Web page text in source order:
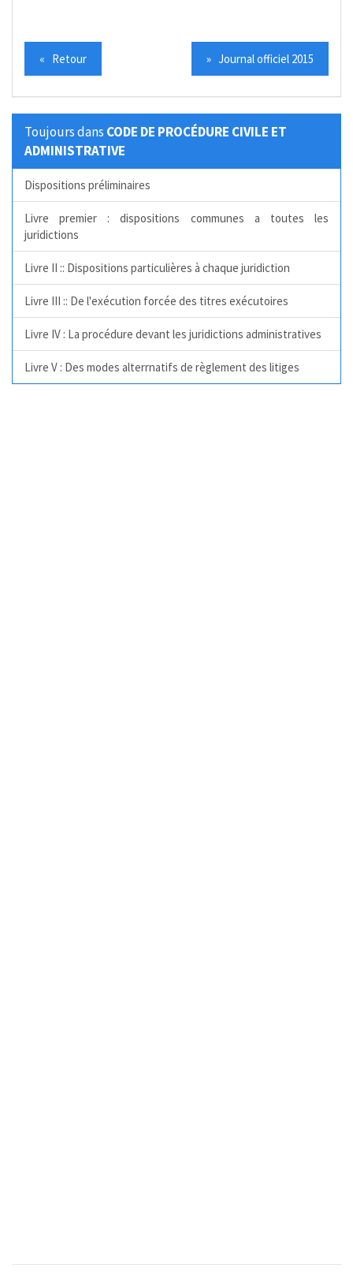
« Retour » Journal officiel 2015
Toujours dans CODE DE PROCÉDURE CIVILE ET
ADMINISTRATIVE
Dispositions préliminaires
Livre premier : dispositions communes a toutes les
juridictions
Livre II :: Dispositions particulières à chaque juridiction
Livre III :: De l'exécution forcée des titres exécutoires
Livre IV : La procédure devant les juridictions administratives
Livre V : Des modes alterrnatifs de règlement des litiges